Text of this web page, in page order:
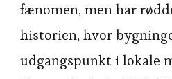
fænomen, men har
historien, hvor
udgangspunkt i lokale